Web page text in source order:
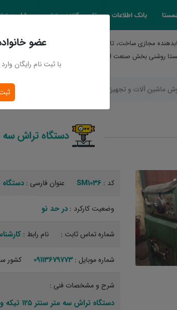
بانک اطلاعات تامین کننده صنعتی مشاور
مجازی ساخت، تامین و اطلاعات
روشنی بخش صنعت ایران
ماشین آلات و تجهیزات
دستگاه تراش سه متر سنتر 125
کد : SM1036 عنوان فارسی : دستگاه تراش
وضعیت کارکرد : در حد نو‏
شماره تماس ثابت : نام رابط :
شماره موبایل : 09113679773 کشور
شرح و مشخصات فنی :
دستگاه تراش سه متر سنتر 125 تیکه واشو
عضو
با ثبت نام رایگان